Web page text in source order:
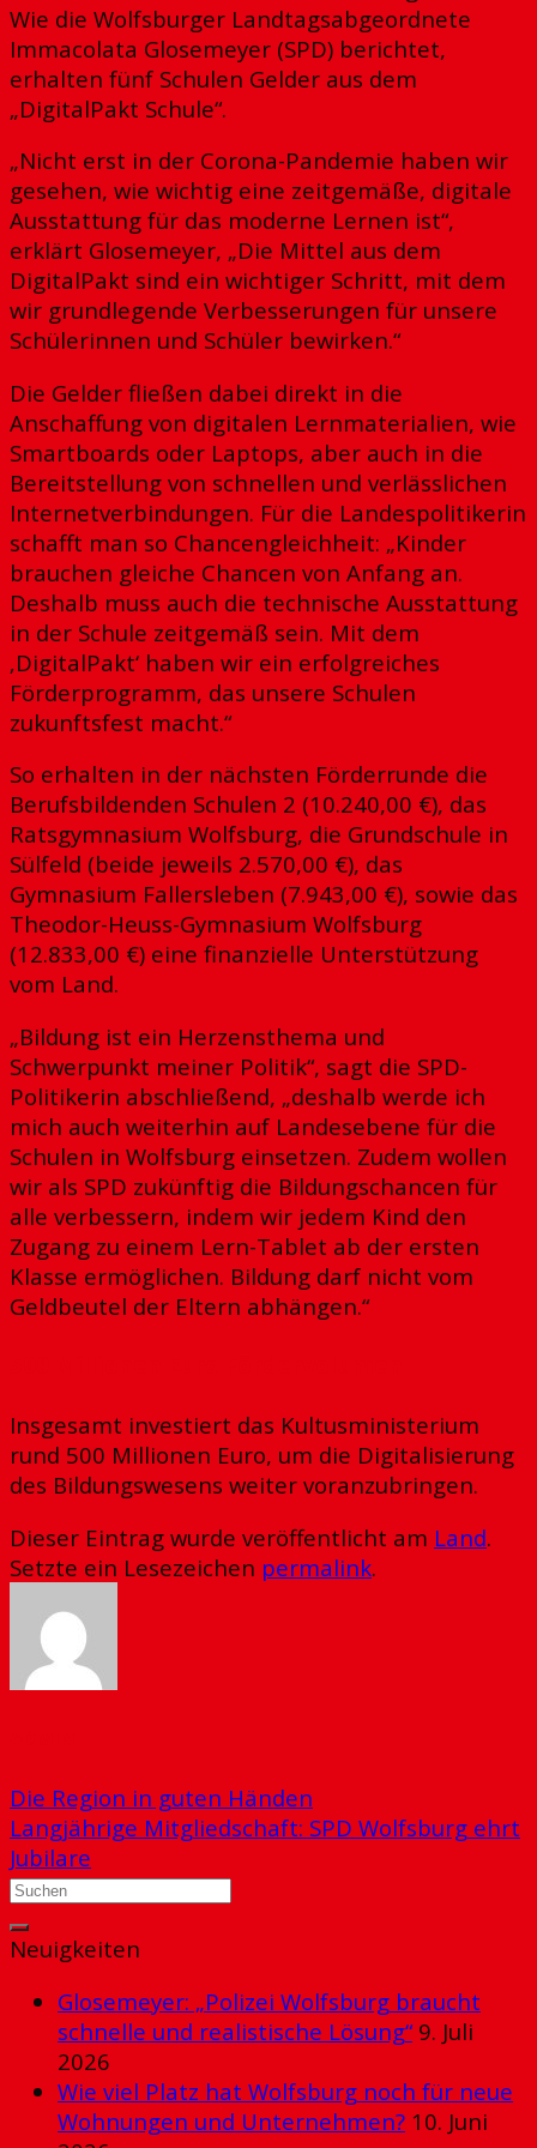
Wie die Wolfsburger Landtagsabgeordnete
Immacolata Glosemeyer (SPD) berichtet,
erhalten fünf Schulen Gelder aus dem
„DigitalPakt Schule“.
„Nicht erst in der Corona-Pandemie haben wir
gesehen, wie wichtig eine zeitgemäße, digitale
Ausstattung für das moderne Lernen ist“,
erklärt Glosemeyer, „Die Mittel aus dem
DigitalPakt sind ein wichtiger Schritt, mit dem
wir grundlegende Verbesserungen für unsere
Schülerinnen und Schüler bewirken.“
Die Gelder fließen dabei direkt in die
Anschaffung von digitalen Lernmaterialien, wie
Smartboards oder Laptops, aber auch in die
Bereitstellung von schnellen und verlässlichen
Internetverbindungen. Für die Landespolitikerin
schafft man so Chancengleichheit: „Kinder
brauchen gleiche Chancen von Anfang an.
Deshalb muss auch die technische Ausstattung
in der Schule zeitgemäß sein. Mit dem
‚DigitalPakt‘ haben wir ein erfolgreiches
Förderprogramm, das unsere Schulen
zukunftsfest macht.“
So erhalten in der nächsten Förderrunde die
Berufsbildenden Schulen 2 (10.240,00 €), das
Ratsgymnasium Wolfsburg, die Grundschule in
Sülfeld (beide jeweils 2.570,00 €), das
Gymnasium Fallersleben (7.943,00 €), sowie das
Theodor-Heuss-Gymnasium Wolfsburg
(12.833,00 €) eine finanzielle Unterstützung
vom Land.
„Bildung ist ein Herzensthema und
Schwerpunkt meiner Politik“, sagt die SPD-
Politikerin abschließend, „deshalb werde ich
mich auch weiterhin auf Landesebene für die
Schulen in Wolfsburg einsetzen. Zudem wollen
wir als SPD zukünftig die Bildungschancen für
alle verbessern, indem wir jedem Kind den
Zugang zu einem Lern-Tablet ab der ersten
Klasse ermöglichen. Bildung darf nicht vom
Geldbeutel der Eltern abhängen.“
Insgesamt investiert das Kultusministerium
rund 500 Millionen Euro, um die Digitalisierung
des Bildungswesens weiter voranzubringen.
Dieser Eintrag wurde veröffentlicht am Land.
Setzte ein Lesezeichen permalink.
Die Region in guten Händen
Langjährige Mitgliedschaft: SPD Wolfsburg ehrt
Jubilare
Neuigkeiten
Glosemeyer: „Polizei Wolfsburg braucht
schnelle und realistische Lösung“ 9. Juli
2026
Wie viel Platz hat Wolfsburg noch für neue
Wohnungen und Unternehmen? 10. Juni